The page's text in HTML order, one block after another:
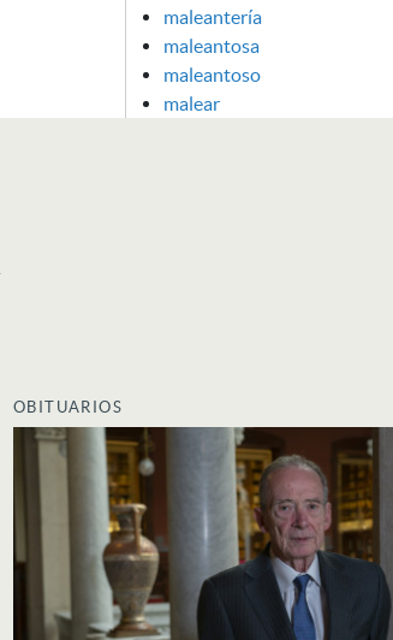
maleantería
maleantosa
maleantoso
malear
OBITUARIOS